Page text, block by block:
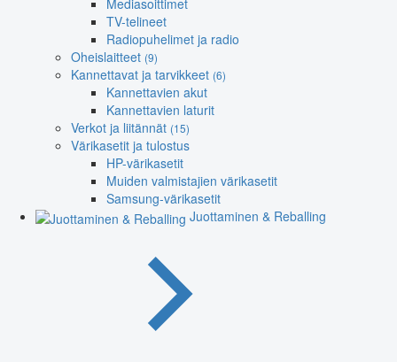
Mediasoittimet
TV-telineet
Radiopuhelimet ja radio
Oheislaitteet (9)
Kannettavat ja tarvikkeet (6)
Kannettavien akut
Kannettavien laturit
Verkot ja liitännät (15)
Värikasetit ja tulostus
HP-värikasetit
Muiden valmistajien värikasetit
Samsung-värikasetit
Juottaminen & Reballing